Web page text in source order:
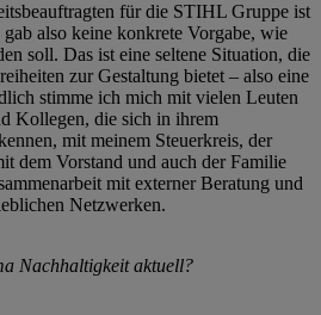
für die STIHL Gruppe ist
also keine konkrete Vorgabe, wie
soll. Das ist eine seltene Situation, die
zur Gestaltung bietet – also eine
stimme ich mich mit vielen Leuten
Kollegen, die sich in ihrem
mit meinem Steuerkreis, der
dem Vorstand und auch der Familie
mit externer Beratung und
Netzwerken.
Nachhaltigkeit aktuell?